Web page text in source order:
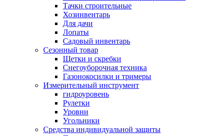
Тачки строительные
Хозинвентарь
Для дачи
Лопаты
Садовый инвентарь
Сезонный товар
Щетки и скребки
Снегоуборочная техника
Газонокосилки и тримеры
Измерительный инструмент
гидроуровень
Рулетки
Уровни
Угольники
Средства индивидуальной защиты